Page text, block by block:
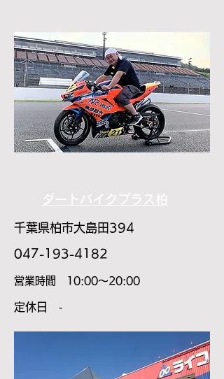
ダートバイクプラス柏
千葉県柏市大島田394
​047-193-4182
​営業時間 10:00～20:00
​定休日 ‐